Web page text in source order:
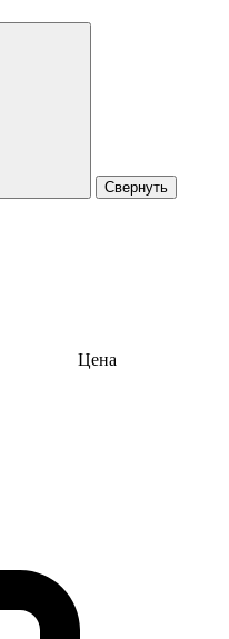
Свернуть
Цена